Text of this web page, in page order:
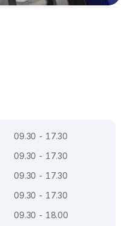
09.30 - 17.30
09.30 - 17.30
09.30 - 17.30
09.30 - 17.30
09.30 - 18.00